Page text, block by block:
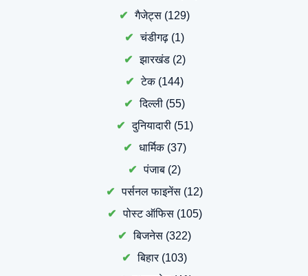
गैजेट्स (129)
चंडीगढ़ (1)
झारखंड(2)
टेक(144)
दिल्ली (55)
दुनियादारी(51)
धार्मिक(37)
पंजाब (2)
पर्सनल फाइनेंस (12)
पोस्ट ऑफिस(105)
बिजनेस (322)
बिहार(103)